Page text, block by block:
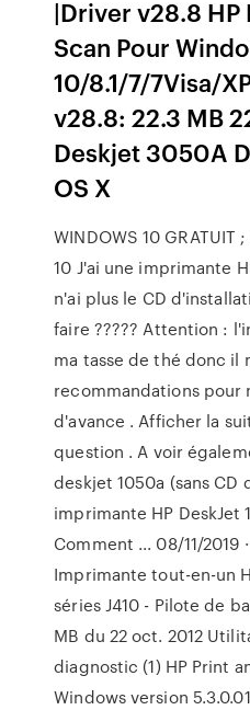
|Driver v28.8
Scan Pour
10/8.1/7/7Visa/
v28.8: 22.3 MB
Deskjet 3050A
OS X
WINDOWS 10 GRATUIT
10 J'ai une imprimante
n'ai plus le CD
faire ????? Attention :
ma tasse de thé donc il
recommandations pour
d'avance . Afficher la
question . A voir
deskjet 1050a (sans CD
imprimante HP DeskJet
Comment ... 08/11/2019
Imprimante tout-en-un
séries J410 - Pilote de
MB du 22 oct. 2012
diagnostic (1) HP Print
Windows version